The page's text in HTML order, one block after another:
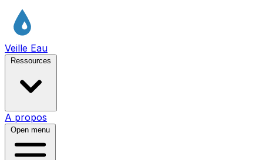
Veille Eau
Ressources
A propos
Open menu